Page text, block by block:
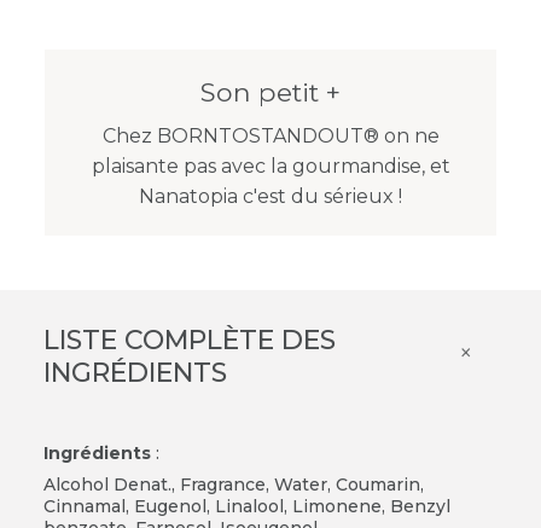
Son petit +
Chez BORNTOSTANDOUT® on ne
plaisante pas avec la gourmandise, et
Nanatopia c'est du sérieux !
LISTE COMPLÈTE DES
INGRÉDIENTS
×
Ingrédients:
Alcohol Denat., Fragrance, Water, Coumarin,
Cinnamal, Eugenol, Linalool, Limonene, Benzyl